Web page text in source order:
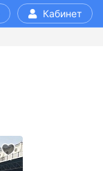
Кабинет